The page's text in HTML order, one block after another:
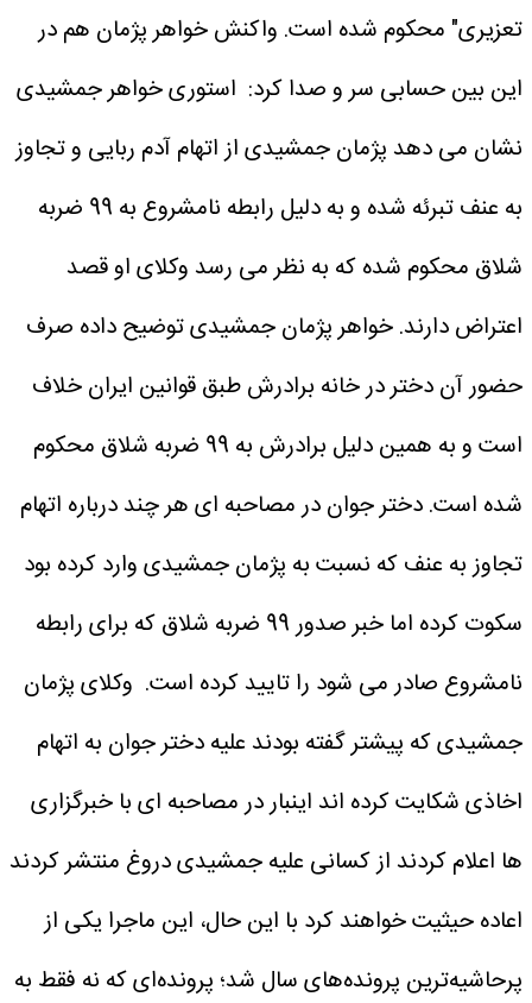
تعزیری" محکوم شده است. واکنش خواهر پژمان هم در
این بین حسابی سر و صدا کرد: استوری خواهر جمشیدی
نشان می دهد پژمان جمشیدی از اتهام آدم ربایی و تجاوز
به عنف تبرئه شده و به دلیل رابطه نامشروع به 99 ضربه
شلاق محکوم شده که به نظر می رسد وکلای او قصد
اعتراض دارند. خواهر پژمان جمشیدی توضیح داده صرف
حضور آن دختر در خانه برادرش طبق قوانین ایران خلاف
است و به همین دلیل برادرش به 99 ضربه شلاق محکوم
شده است. دختر جوان در مصاحبه ای هر چند درباره اتهام
تجاوز به عنف که نسبت به پژمان جمشیدی وارد کرده بود
سکوت کرده اما خبر صدور 99 ضربه شلاق که برای رابطه
نامشروع صادر می شود را تایید کرده است. وکلای پژمان
جمشیدی که پیشتر گفته بودند علیه دختر جوان به اتهام
اخاذی شکایت کرده اند اینبار در مصاحبه ای با خبرگزاری
ها اعلام کردند از کسانی علیه جمشیدی دروغ منتشر کردند
اعاده حیثیت خواهند کرد با این حال، این ماجرا یکی از
پرحاشیه‌ترین پرونده‌های سال شد؛ پرونده‌ای که نه فقط به